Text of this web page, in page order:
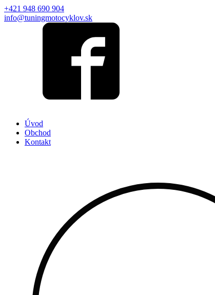
+421 948 690 904
info@tuningmotocyklov.sk
Úvod
Obchod
Kontakt